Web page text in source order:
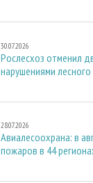
30.07.2026
Рослесхоз отменил
нарушениями
28.07.2026
Авиалесоохрана: в
пожаров в 44